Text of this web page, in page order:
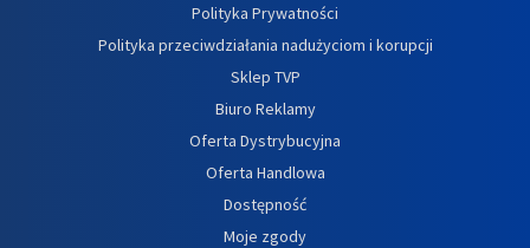
Polityka Prywatności
Polityka przeciwdziałania nadużyciom i korupcji
Sklep TVP
Biuro Reklamy
Oferta Dystrybucyjna
Oferta Handlowa
Dostępność
Moje zgody